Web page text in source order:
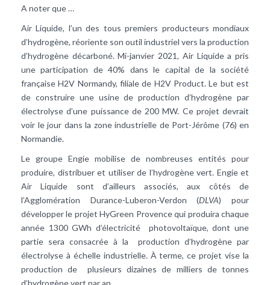
A noter que …
Air Liquide, l’un des tous premiers producteurs mondiaux
d’hydrogène, réoriente son outil industriel vers la production
d’hydrogène décarboné. Mi-janvier 2021, Air Liquide a pris
une participation de 40% dans le capital de la société
française H2V Normandy, filiale de H2V Product. Le but est
de construire une usine de production d’hydrogène par
électrolyse d’une puissance de 200 MW. Ce projet devrait
voir le jour dans la zone industrielle de Port-Jérôme (76) en
Normandie.
Le groupe Engie mobilise de nombreuses entités pour
produire, distribuer et utiliser de l’hydrogène vert. Engie et
Air Liquide sont d’ailleurs associés, aux côtés de
l’Agglomération Durance-Luberon-Verdon (DLVA) pour
développer le projet HyGreen Provence qui produira chaque
année 1300 GWh d’électricité photovoltaïque, dont une
partie sera consacrée à la production d’hydrogène par
électrolyse à échelle industrielle. À terme, ce projet vise la
production de plusieurs dizaines de milliers de tonnes